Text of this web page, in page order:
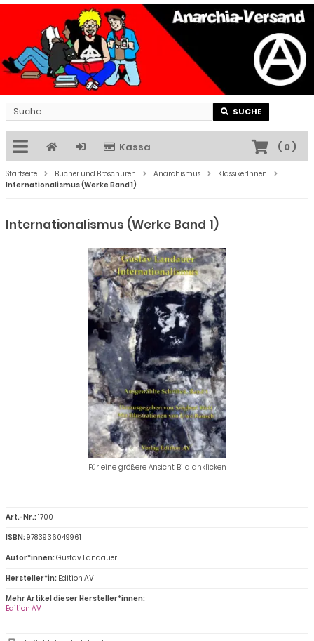
SUCHE
Kassa ( 0)
Startseite Bücher und Broschüren Anarchismus
KlassikerInnen
Internationalismus (Werke Band 1)
Internationalismus (Werke Band 1)
Für eine größere Ansicht Bild anklicken
Art.-Nr.:1700
ISBN:9783936049961
Autor*innen:Gustav Landauer
Hersteller*in: Edition AV
Mehr Artikel dieser Hersteller*innen:
Edition AV